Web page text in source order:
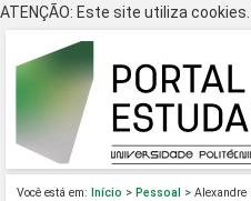
ATENÇÃO: Este site utiliza
Você está em: Início > Pessoal > Alexandre